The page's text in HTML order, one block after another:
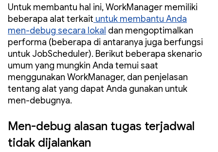
Untuk membantu hal ini, WorkManager memiliki
beberapa alat terkait untuk membantu Anda
men-debug secara lokal dan mengoptimalkan
performa (beberapa di antaranya juga berfungsi
untuk JobScheduler). Berikut beberapa skenario
umum yang mungkin Anda temui saat
menggunakan WorkManager, dan penjelasan
tentang alat yang dapat Anda gunakan untuk
men-debugnya.
Men-debug alasan tugas terjadwal
tidak dijalankan